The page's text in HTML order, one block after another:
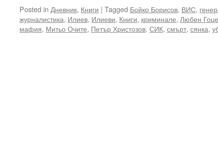
Posted in Дневник, Книги | Tagged Бойко Борисов, ВИС,
журналистика, Илиев, Илиеви, Книги, криминале, Любен
мафия, Митьо Очите, Петър Христозов, СИК, смърт, сянка,